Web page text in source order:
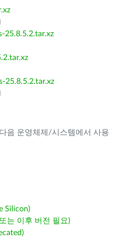
)
25.8.5.2.tar.xz
25.8.5.2.tar.xz
)
음 운영체제/시스템에서 사용
Silicon)
는 이후 버전 필요)